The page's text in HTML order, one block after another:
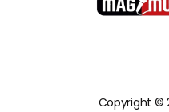
Copyright ©